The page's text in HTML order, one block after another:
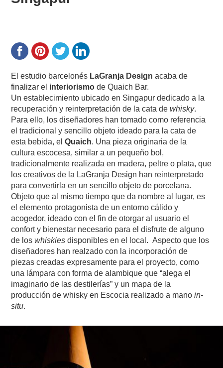
El estudio barcelonés LaGranja Design acaba de
finalizar el interiorismo de Quaich Bar.
Un establecimiento ubicado en Singapur dedicado a la
recuperación y reinterpretación de la cata dewhisky.
Para ello, los diseñadores han tomado como referencia
el tradicional y sencillo objeto ideado para la cata de
esta bebida, elQuaich. Una pieza originaria de la
cultura escocesa, similar a un pequeño bol,
tradicionalmente realizada en madera, peltre o plata, que
los creativos de la LaGranja Design han reinterpretado
para convertirla en un sencillo objeto de porcelana.
Objeto que al mismo tiempo que da nombre al lugar, es
el elemento protagonista de un entorno cálido y
acogedor, ideado con el fin de otorgar al usuario el
confort y bienestar necesario para el disfrute de alguno
de loswhiskies disponibles en el local. Aspecto que los
diseñadores han realzado con la incorporación de
piezas creadas expresamente para el proyecto, como
una lámpara con forma de alambique que “alega el
imaginario de las destilerías” y un mapa de la
producción de whisky en Escocia realizado a manoin-
situ.